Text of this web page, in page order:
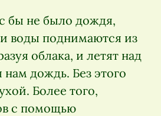
бы не было дождя,
воды поднимаются из
облака, и летят над
дождь. Без этого
Более того,
с помощью